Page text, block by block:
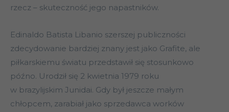
rzecz – skuteczność jego napastników.
Edinaldo Batista Libanio szerszej publiczności
zdecydowanie bardziej znany jest jako Grafite, ale
piłkarskiemu światu przedstawił się stosunkowo
późno. Urodził się 2 kwietnia 1979 roku
w brazylijskim Junidai. Gdy był jeszcze małym
chłopcem, zarabiał jako sprzedawca worków